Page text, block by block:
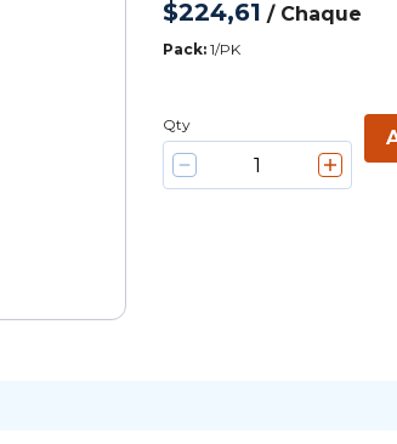
$224,61 / Chaque
Pack: 1/PK
Qty